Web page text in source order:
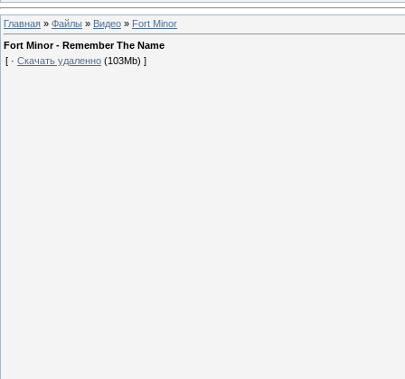
Главная » Файлы » Видео » Fort Minor
Fort Minor - Remember The Name
[ · Скачать удаленно (103Mb) ]